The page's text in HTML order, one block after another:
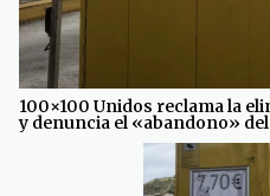
100×100 Unidos reclama la
y denuncia el «abandono»